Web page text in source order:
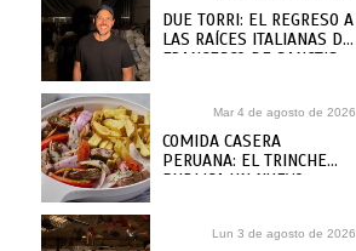
DUE TORRI: EL REGRESO A
LAS RAÍCES ITALIANAS DE
FRANCESCO DE SANCTIS
Mar 4 de agosto de 2026
COMIDA CASERA
PERUANA: EL TRINCHE
PUBLICA UN NUEVO
Lun 3 de agosto de 2026